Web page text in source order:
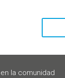
en la comunidad